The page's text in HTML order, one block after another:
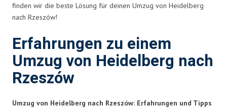
finden wir die beste Lösung für deinen Umzug von Heidelberg
nach Rzeszów!
Erfahrungen zu einem
Umzug von Heidelberg nach
Rzeszów
Umzug von Heidelberg nach Rzeszów: Erfahrungen und Tipps